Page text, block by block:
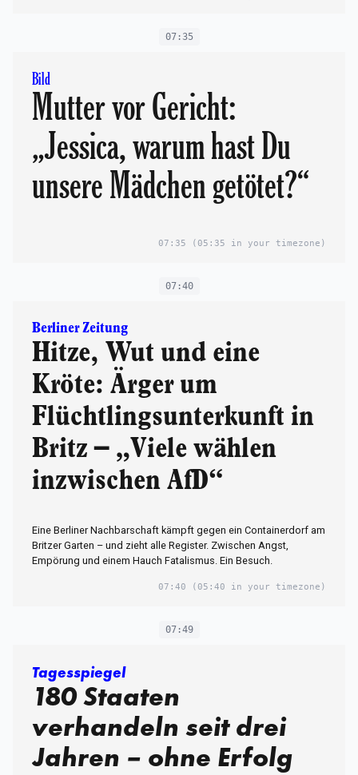
07:35
Bild
Mutter vor Gericht:
„Jessica, warum hast Du
unsere Mädchen getötet?“
07:35 (05:35 in your timezone)
07:40
Berliner Zeitung
Hitze, Wut und eine
Kröte: Ärger um
Flüchtlingsunterkunft in
Britz – „Viele wählen
inzwischen AfD“
Eine Berliner Nachbarschaft kämpft gegen ein Containerdorf am
Britzer Garten – und zieht alle Register. Zwischen Angst,
Empörung und einem Hauch Fatalismus. Ein Besuch.
07:40 (05:40 in your timezone)
07:49
Tagesspiegel
180 Staaten
verhandeln seit drei
Jahren – ohne Erfolg